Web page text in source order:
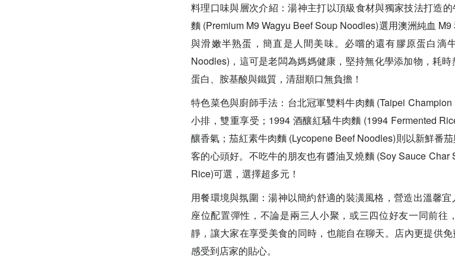
料理口味與層次介紹：湯神主打以頂級食材與獨家技法打造
麵 (Premium M9 Wagyu Beef Soup Noodles)選用澳洲純血
與滑嫩半熟蛋，簡直是人間美味。必嚐的還有膠原蛋白滴
Noodles)，這可是老闆為媽媽健康，堅持無化學添加物，耗
蛋白、胺基酸與鐵質，清甜順口無負擔！
特色菜色與廚師手法：台北冠軍雙料牛肉麵 (Taipei
小排，雙重享受；1994 酒釀紅騷牛肉麵 (1994 Fermented
釀香氣；茄紅素牛肉麵 (Lycopene Beef Noodles)則以新鮮番
客的心頭好。不吃牛的朋友也有醬油叉燒麵 (Soy Sauce
Rice)可選，選擇超多元！
用餐環境與氛圍：湯神以簡約舒適的裝潢風格，營造出溫馨
座位配置彈性，不論是兩三人小聚，或三四位好友一同前往
靜，讓大家在享受美食的同時，也能自在聊天。店內更提供
感受到店家的貼心。